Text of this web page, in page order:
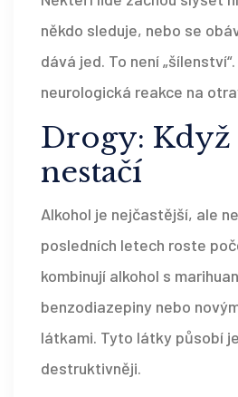
někdo sleduje, nebo se
dává jed. To není
neurologická reakce na
Drogy:
nestačí
Alkohol je nejčastější, ale
posledních letech roste
kombinují alkohol s
benzodiazepiny nebo
látkami. Tyto látky působí
destruktivněji.